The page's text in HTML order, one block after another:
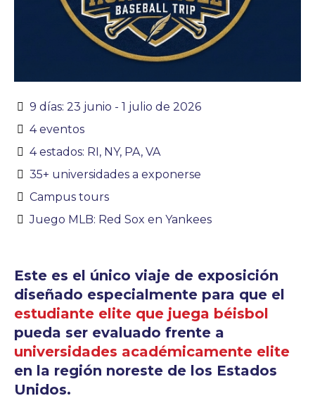
9 días: 23 junio - 1 julio de 2026
4 eventos
4 estados: RI, NY, PA, VA
35+ universidades a exponerse
Campus tours
Juego MLB: Red Sox en Yankees
Este es el único viaje de exposición
diseñado especialmente para que el
estudiante elite que juega béisbol
pueda ser evaluado frente a
universidades académicamente elite
en la región noreste de los Estados
Unidos.